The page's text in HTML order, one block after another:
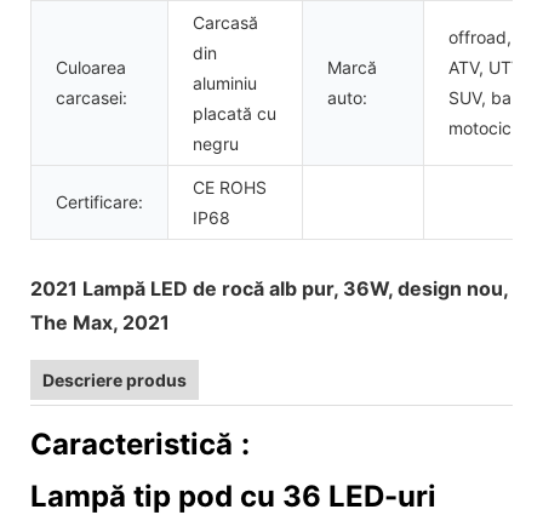
Culoarea
carcasei:
Carcasă
din
aluminiu
placată cu
negru
Marcă
auto:
offroad,
ATV, UTV,
SUV, barcă,
motocicletă
Certificare:
CE ROHS
IP68
2021 Lampă LED de rocă alb pur, 36W, design nou,
The Max, 2021
Descriere produs
Caracteristică :
Lampă tip pod cu 36 LED-uri